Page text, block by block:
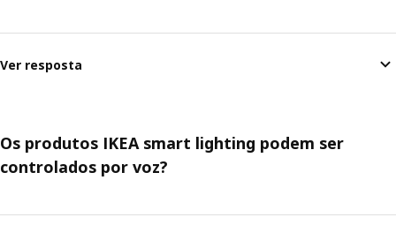
Ver resposta
Os produtos IKEA smart lighting podem ser
controlados por voz?